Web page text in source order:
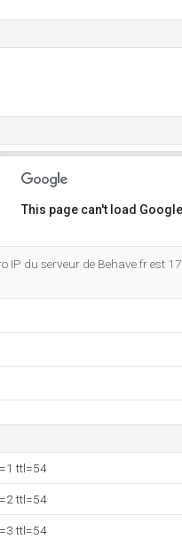
This page can't load
du serveur de Behave.fr est
ttl=54
ttl=54
ttl=54